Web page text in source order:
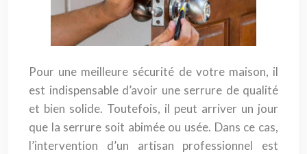
Pour une meilleure sécurité de votre maison, il
est indispensable d’avoir une serrure de qualité
et bien solide. Toutefois, il peut arriver un jour
que la serrure soit abimée ou usée. Dans ce cas,
l’intervention d’un artisan professionnel est